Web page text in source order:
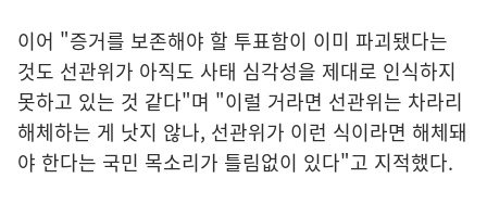
이어 "증거를 보존해야 할 투표함이 이미 파괴됐다는
것도 선관위가 아직도 사태 심각성을 제대로 인식하지
못하고 있는 것 같다"며 "이럴 거라면 선관위는 차라리
해체하는 게 낫지 않나, 선관위가 이런 식이라면 해체돼
야 한다는 국민 목소리가 틀림없이 있다"고 지적했다.